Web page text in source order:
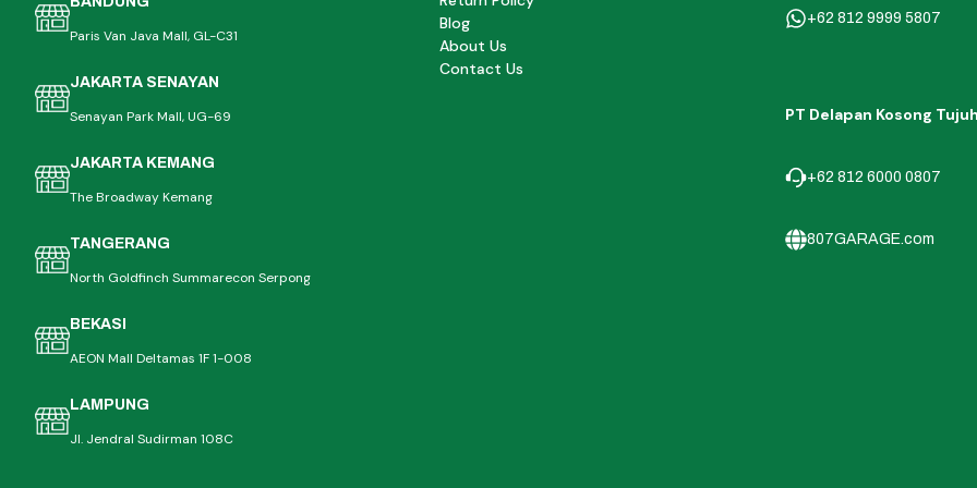
Paris Van Java Mall, GL-C31
JAKARTA SENAYAN
Senayan Park Mall, UG-69
JAKARTA KEMANG
The Broadway Kemang
TANGERANG
North Goldfinch Summarecon Serpong
BEKASI
AEON Mall Deltamas 1F 1-008
LAMPUNG
Jl. Jendral Sudirman 108C
Blog
About Us
Contact Us
+62 812 9999 5807
PT Delapan Kosong
+62 812 6000 0807
807GARAGE.com